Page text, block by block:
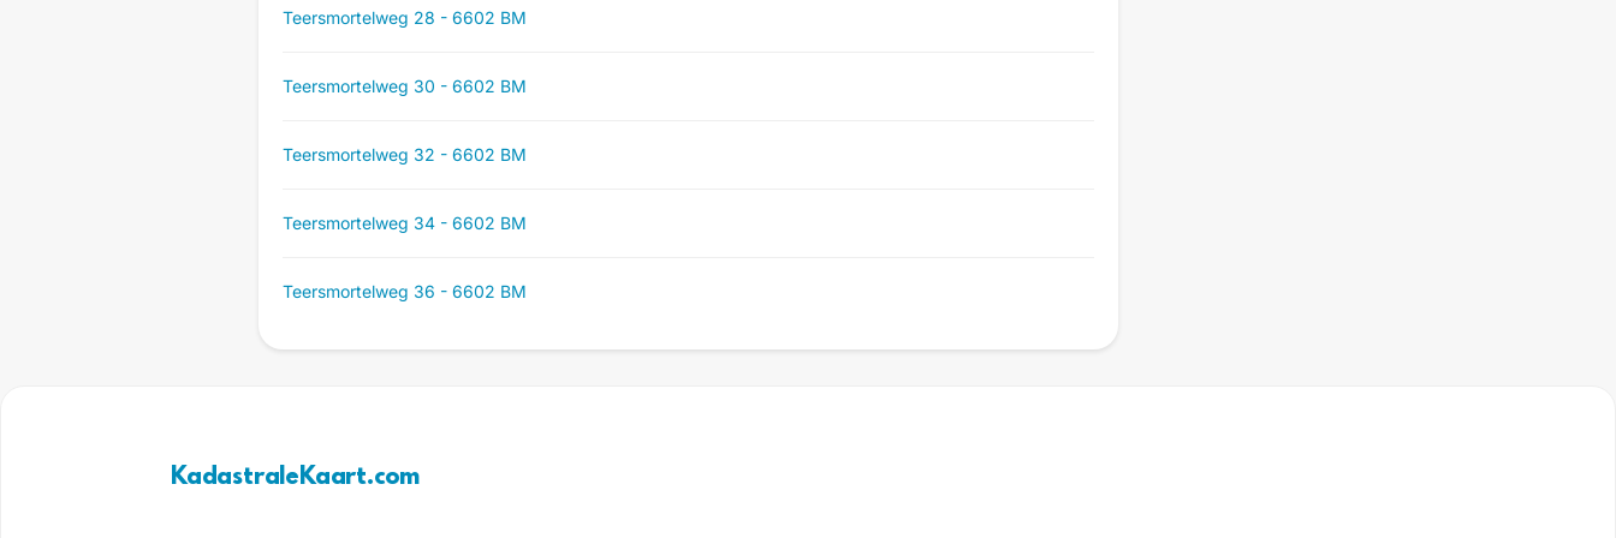
Teersmortelweg 28 - 6602 BM
Teersmortelweg 30 - 6602 BM
Teersmortelweg 32 - 6602 BM
Teersmortelweg 34 - 6602 BM
Teersmortelweg 36 - 6602 BM
KadastraleKaart.com